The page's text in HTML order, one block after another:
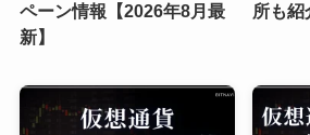
ペーン情報【2026年8月最
新】
所も紹